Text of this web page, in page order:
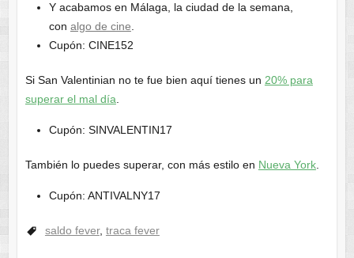
Y acabamos en Málaga, la ciudad de la semana,
con algo de cine
Cupón: CINE152
Si San Valentinian no te fue bien aquí tienes un 20% para
superar el mal día
Cupón: SINVALENTIN17
También lo puedes superar, con más estilo en Nueva York.
Cupón: ANTIVALNY17
saldo fever, traca fever